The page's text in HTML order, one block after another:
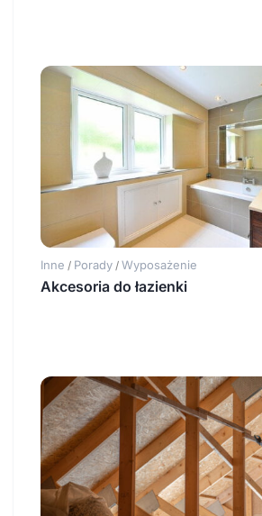
Inne / Porady / Wyposażenie
Akcesoria do łazienki